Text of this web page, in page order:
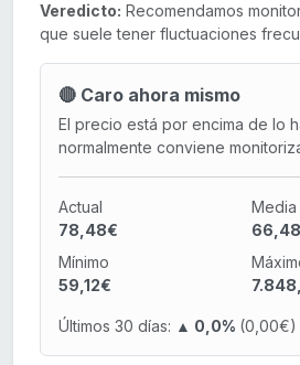
Veredicto: Recomendamos
que suele tener fluctuaciones
🔴 Caro ahora mismo
El precio está por encima de lo
normalmente conviene
Actual
78,48€
Media
Mínimo
59,12€
Últimos 30 días: ▲ 0,0% (0,00€)